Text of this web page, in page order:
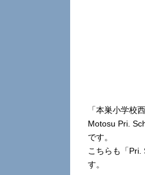
「本巣小学校西
Motosu Pri.
です。
こちらも「Pri.
す。